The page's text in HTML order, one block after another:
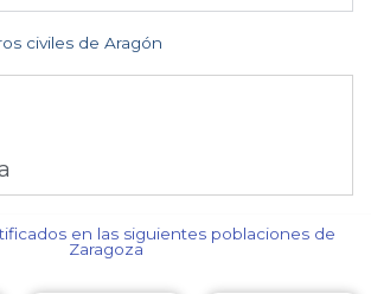
civiles de Aragón
en las siguientes poblaciones de
Zaragoza​